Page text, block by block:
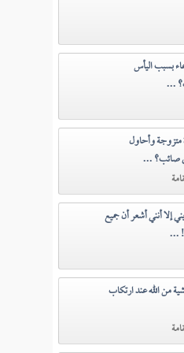
بسبب اليأس
...
متزوجة وأحاول
صائب؟ ...
إلا أنني أشعر أن جميع
...
من الله عند ارتكاب